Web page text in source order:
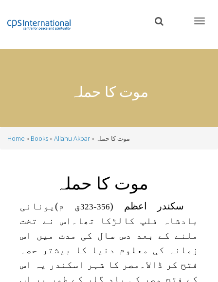
content
موت کا حملہ
Home Books Allahu Akbar موت کا حملہ
موت کا حملہ
سکندر اعظم (356
-
323ق م)یونانی
بادشاہ فلپ کالڑکا تھا۔اس نے تخت
ملنے کے بعد دس سال کی مدت میں اس
زمانہ کی معلوم دنیا کا بیشتر حصہ
فتح کر ڈالا۔مصر کا شہر اسکندر یہ اس
کے فتح مصر کی یاد گار کے طور پر اب